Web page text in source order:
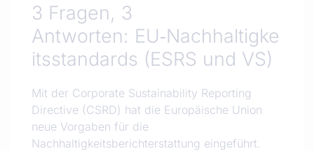
3 Fragen, 3
Antworten: EU‑Nachhaltigke
itsstandards (ESRS und VS)
Mit der Corporate Sustainability Reporting
Directive (CSRD) hat die Europäische Union
neue Vorgaben für die
Nachhaltigkeitsberichterstattung eingeführt.